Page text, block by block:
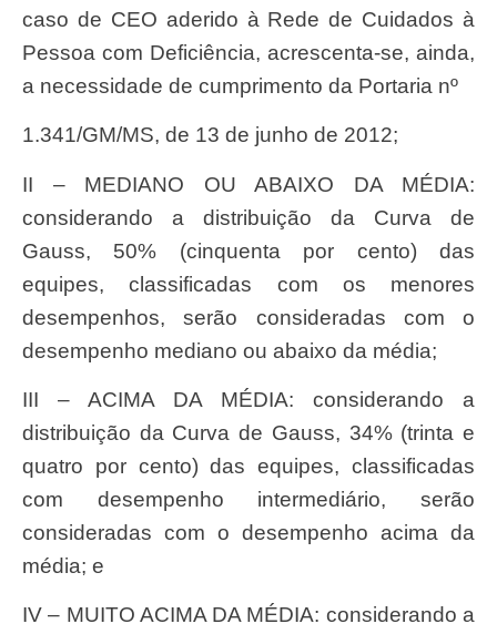
caso de CEO aderido à Rede de Cuidados à
Pessoa com Deficiência, acrescenta-se, ainda,
a necessidade de cumprimento da Portaria nº
1.341/GM/MS, de 13 de junho de 2012;
II – MEDIANO OU ABAIXO DA MÉDIA:
considerando a distribuição da Curva de
Gauss, 50% (cinquenta por cento) das
equipes, classificadas com os menores
desempenhos, serão consideradas com o
desempenho mediano ou abaixo da média;
III – ACIMA DA MÉDIA: considerando a
distribuição da Curva de Gauss, 34% (trinta e
quatro por cento) das equipes, classificadas
com desempenho intermediário, serão
consideradas com o desempenho acima da
média; e
IV – MUITO ACIMA DA MÉDIA: considerando a